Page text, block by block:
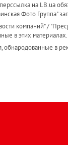
на LB.ua
Фото Группа"
компаний" /
в этих материалах.
в